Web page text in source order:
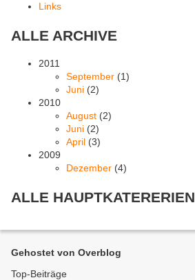
Links
ALLE ARCHIVE
2011
September (1)
Juni (2)
2010
August (2)
Juni (2)
April (3)
2009
Dezember (4)
ALLE HAUPTKATERERIEN
Gehostet von Overblog
Top-Beiträge